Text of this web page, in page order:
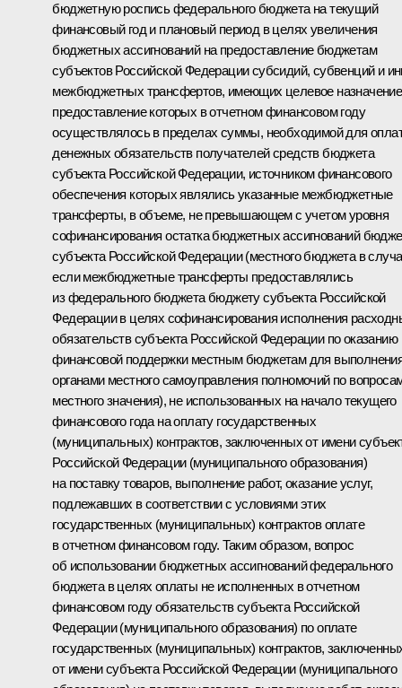
бюджетную роспись федерального бюджета на текущий
финансовый год и плановый период в целях увеличения
бюджетных ассигнований на предоставление бюджетам
субъектов Российской Федерации субсидий, субвенций и
межбюджетных трансфертов, имеющих целевое
предоставление которых в отчетном финансовом году
осуществлялось в пределах суммы, необходимой для
денежных обязательств получателей средств бюджета
субъекта Российской Федерации, источником финансового
обеспечения которых являлись указанные межбюджетные
трансферты, в объеме, не превышающем с учетом уровня
софинансирования остатка бюджетных ассигнований
субъекта Российской Федерации (местного бюджета в
если межбюджетные трансферты предоставлялись
из федерального бюджета бюджету субъекта Российской
Федерации в целях софинансирования исполнения
обязательств субъекта Российской Федерации по оказанию
финансовой поддержки местным бюджетам для
органами местного самоуправления полномочий по
местного значения), не использованных на начало текущего
финансового года на оплату государственных
(муниципальных) контрактов, заключенных от имени
Российской Федерации (муниципального образования)
на поставку товаров, выполнение работ, оказание услуг,
подлежавших в соответствии с условиями этих
государственных (муниципальных) контрактов оплате
в отчетном финансовом году. Таким образом, вопрос
об использовании бюджетных ассигнований федерального
бюджета в целях оплаты не исполненных в отчетном
финансовом году обязательств субъекта Российской
Федерации (муниципального образования) по оплате
государственных (муниципальных) контрактов,
от имени субъекта Российской Федерации (муниципального